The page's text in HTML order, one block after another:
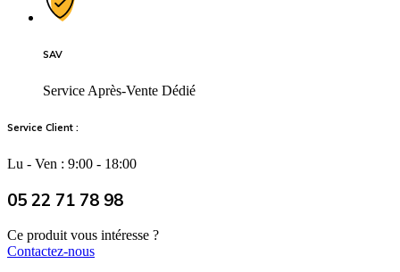
SAV
Service Après-Vente Dédié
Service Client :
Lu - Ven : 9:00 - 18:00
05 22 71 78 98
Ce produit vous intéresse ?
Contactez-nous